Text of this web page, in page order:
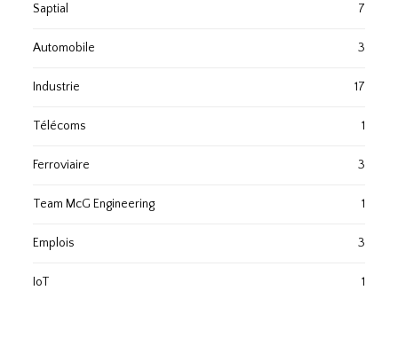
Saptial 7
Automobile 3
Industrie 17
Télécoms 1
Ferroviaire 3
Team McG Engineering 1
Emplois 3
IoT 1